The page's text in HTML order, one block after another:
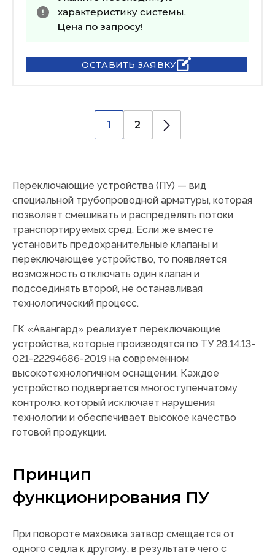
характеристику системы.
Цена по запросу!
ОСТАВИТЬ ЗАЯВКУ
1 2
Переключающие устройства (ПУ) — вид
специальной трубопроводной арматуры, которая
позволяет смешивать и распределять потоки
транспортируемых сред. Если же вместе
установить предохранительные клапаны и
переключающее устройство, то появляется
возможность отключать один клапан и
подсоединять второй, не останавливая
технологический процесс.
ГК «Авангард» реализует переключающие
устройства, которые производятся по ТУ 28.14.13-
021-22294686-2019 на современном
высокотехнологичном оснащении. Каждое
устройство подвергается многоступенчатому
контролю, который исключает нарушения
технологии и обеспечивает высокое качество
готовой продукции.
Принцип
функционирования ПУ
При повороте маховика затвор смещается от
одного седла к другому, в результате чего с